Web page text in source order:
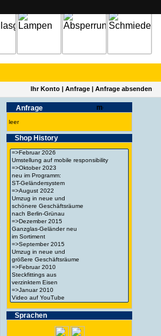
Ihr Konto | Anfrage | Anfrage absenden
Anfrage
leer
Shop History
Spra­chen